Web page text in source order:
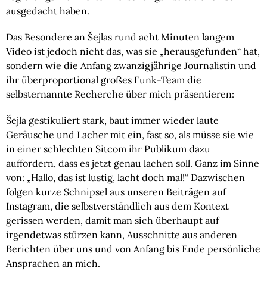
ausgedacht haben.
Das Besondere an Šejlas rund acht Minuten langem
Video ist jedoch nicht das, was sie „herausgefunden“ hat,
sondern wie die Anfang zwanzigjährige Journalistin und
ihr überproportional großes Funk-Team die
selbsternannte Recherche über mich präsentieren:
Šejla gestikuliert stark, baut immer wieder laute
Geräusche und Lacher mit ein, fast so, als müsse sie wie
in einer schlechten Sitcom ihr Publikum dazu
auffordern, dass es jetzt genau lachen soll. Ganz im Sinne
von: „Hallo, das ist lustig, lacht doch mal!“ Dazwischen
folgen kurze Schnipsel aus unseren Beiträgen auf
Instagram, die selbstverständlich aus dem Kontext
gerissen werden, damit man sich überhaupt auf
irgendetwas stürzen kann, Ausschnitte aus anderen
Berichten über uns und von Anfang bis Ende persönliche
Ansprachen an mich.